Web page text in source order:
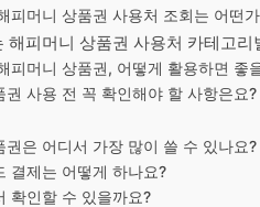
피머니 상품권 사용처 조회는 어떤
해피머니 상품권 사용처 카테고리
피머니 상품권, 어떻게 활용하면 좋
권 사용 전 꼭 확인해야 할 사항은요?
권은 어디서 가장 많이 쓸 수 있나요?
결제는 어떻게 하나요?
확인할 수 있을까요?